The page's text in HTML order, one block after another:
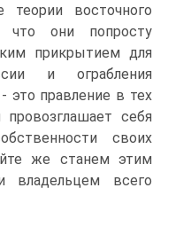
теории восточно­го
они попросту
прикрытием для
и ограбления
это правле­ние в тех
провозглашает себя
своих
же станем этим
всего